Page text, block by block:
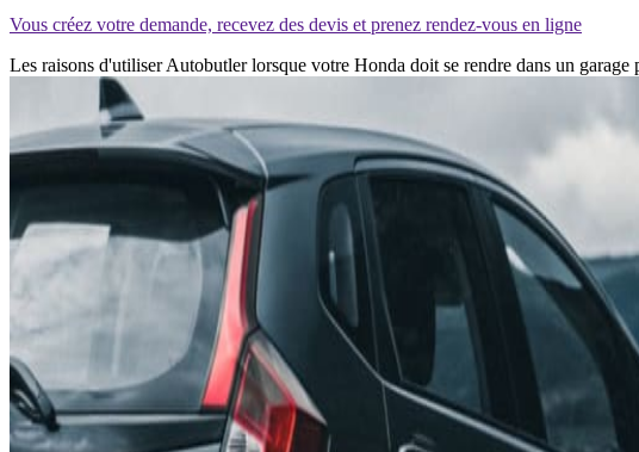
Vous créez votre demande, recevez des devis et prenez rendez-vous en ligne
Les raisons d'utiliser Autobutler lorsque votre Honda doit se rendre dans un garage